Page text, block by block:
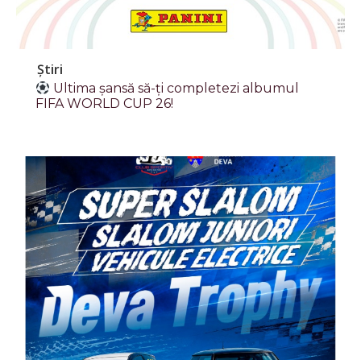
Știri
Ultima șansă să-ți completezi albumul
FIFA WORLD CUP 26!